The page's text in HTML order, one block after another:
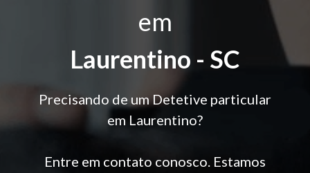
em
Laurentino - SC
Precisando de um Detetive particular
em Laurentino?
Entre em contato conosco. Estamos